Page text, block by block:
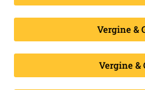
Vergine &
Vergine &